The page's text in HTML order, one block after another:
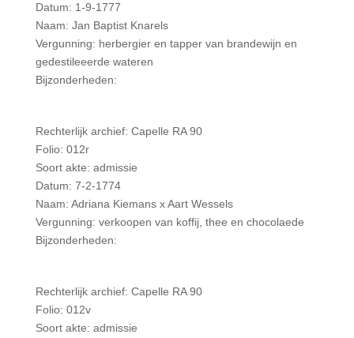
Datum: 1-9-1777
Naam: Jan Baptist Knarels
Vergunning: herbergier en tapper van brandewijn en
gedestileeerde wateren
Bijzonderheden:
Rechterlijk archief: Capelle RA 90
Folio: 012r
Soort akte: admissie
Datum: 7-2-1774
Naam: Adriana Kiemans x Aart Wessels
Vergunning: verkoopen van koffij, thee en chocolaede
Bijzonderheden:
Rechterlijk archief: Capelle RA 90
Folio: 012v
Soort akte: admissie